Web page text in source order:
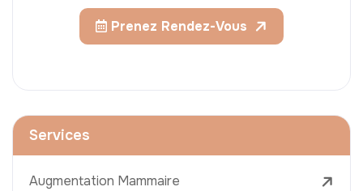
Prenez Rendez-Vous
Services
Augmentation Mammaire